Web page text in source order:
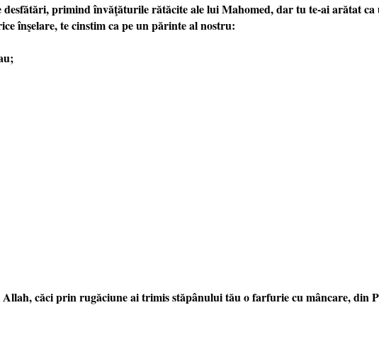
primind învăţăturile rătăcite ale lui Mahomed, dar tu te-ai arătat
înşelare, te cinstim ca pe un părinte al nostru:
căci prin rugăciune ai trimis stăpânului tău o farfurie cu mâncare, din